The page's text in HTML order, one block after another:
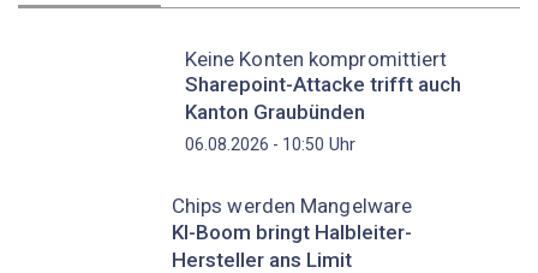
Keine Konten kompromittiert
Sharepoint-Attacke trifft auch
Kanton Graubünden
06.08.2026 - 10:50 Uhr
Chips werden Mangelware
KI-Boom bringt Halbleiter-
Hersteller ans Limit